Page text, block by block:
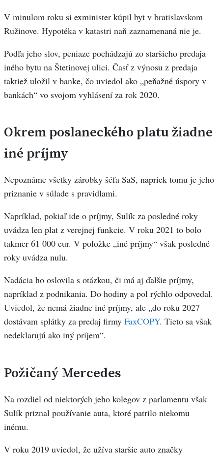
V minulom roku si exminister kúpil byt v bratislavskom
Ružinove. Hypotéka v katastri naň zaznamenaná nie je.
Podľa jeho slov, peniaze pochádzajú zo staršieho predaja
iného bytu na Štetinovej ulici. Časť z výnosu z predaja
taktiež uložil v banke, čo uviedol ako „peňažné úspory v
bankách“ vo svojom vyhlásení za rok 2020.
Okrem poslaneckého platu žiadne
iné príjmy
Nepoznáme všetky zárobky šéfa SaS, napriek tomu je jeho
priznanie v súlade s pravidlami.
Napríklad, pokiaľ ide o príjmy, Sulík za posledné roky
uvádza len plat z verejnej funkcie. V roku 2021 to bolo
takmer 61 000 eur. V položke „iné príjmy“ však posledné
roky uvádza nulu.
Nadácia ho oslovila s otázkou, či má aj ďalšie príjmy,
napríklad z podnikania. Do hodiny a pol rýchlo odpovedal.
Uviedol, že nemá žiadne iné príjmy, ale „do roku 2027
dostávam splátky za predaj firmy FaxCOPY. Tieto sa však
nedeklarujú ako iný príjem“.
Požičaný Mercedes
Na rozdiel od niektorých jeho kolegov z parlamentu však
Sulík priznal používanie auta, ktoré patrilo niekomu
inému.
V roku 2019 uviedol, že užíva staršie auto značky